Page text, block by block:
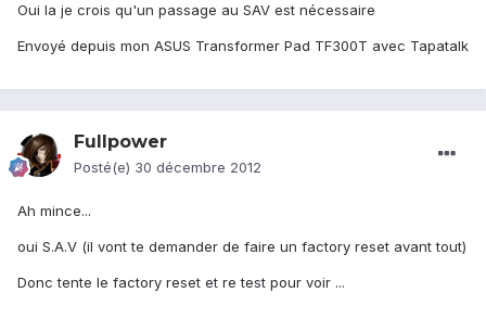
Oui la je crois qu'un passage au SAV est nécessaire
Envoyé depuis mon ASUS Transformer Pad TF300T avec Tapatalk
Fullpower
Posté(e) 30 décembre 2012
Ah mince...
oui S.A.V (il vont te demander de faire un factory reset avant tout)
Donc tente le factory reset et re test pour voir ...